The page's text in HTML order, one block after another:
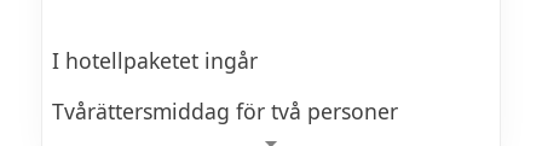
I hotellpaketet ingår
Tvårättersmiddag för två personer